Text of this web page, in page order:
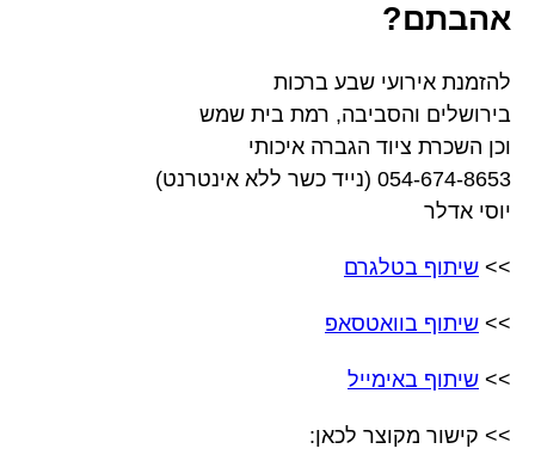
אהבתם?
להזמנת אירועי שבע ברכות
בירושלים והסביבה, רמת בית שמש
וכן השכרת ציוד הגברה איכותי
054-674-8653 (נייד כשר ללא אינטרנט)
יוסי אדלר
>> שיתוף בטלגרם
>> שיתוף בוואטסאפ
>> שיתוף באימייל
>> קישור מקוצר לכאן: